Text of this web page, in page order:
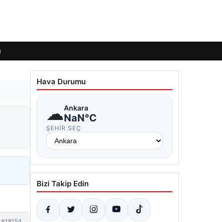
Hava Durumu
☁Ankara
NaN°C
ŞEHIR SEÇ
Bizi Takip Edin